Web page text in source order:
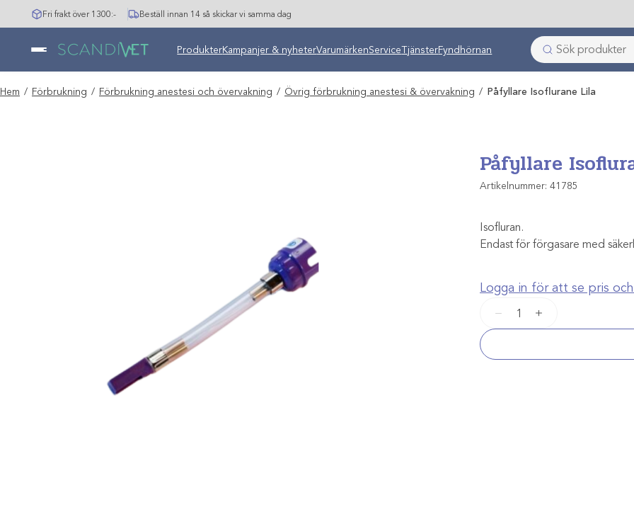
Hoppa
till
Fri frakt över 1300:- Beställ innan 14 så skickar vi samma dag
Undermeny stängd: Varumärken
ProdukterKampanjer & nyheterVarumärkenServiceTjänsterFyndhörnan
Hem / Förbrukning / Förbrukning anestesi och övervakning / Övrig förbrukning anestesi & övervakning / Påfyllare Isoflurane Lila
Påfyllare
Artikelnummer: 41785
Isofluran.
Endast för förgasare med
Logga in för att se pris
Påfyllare
Lila
mängd
+